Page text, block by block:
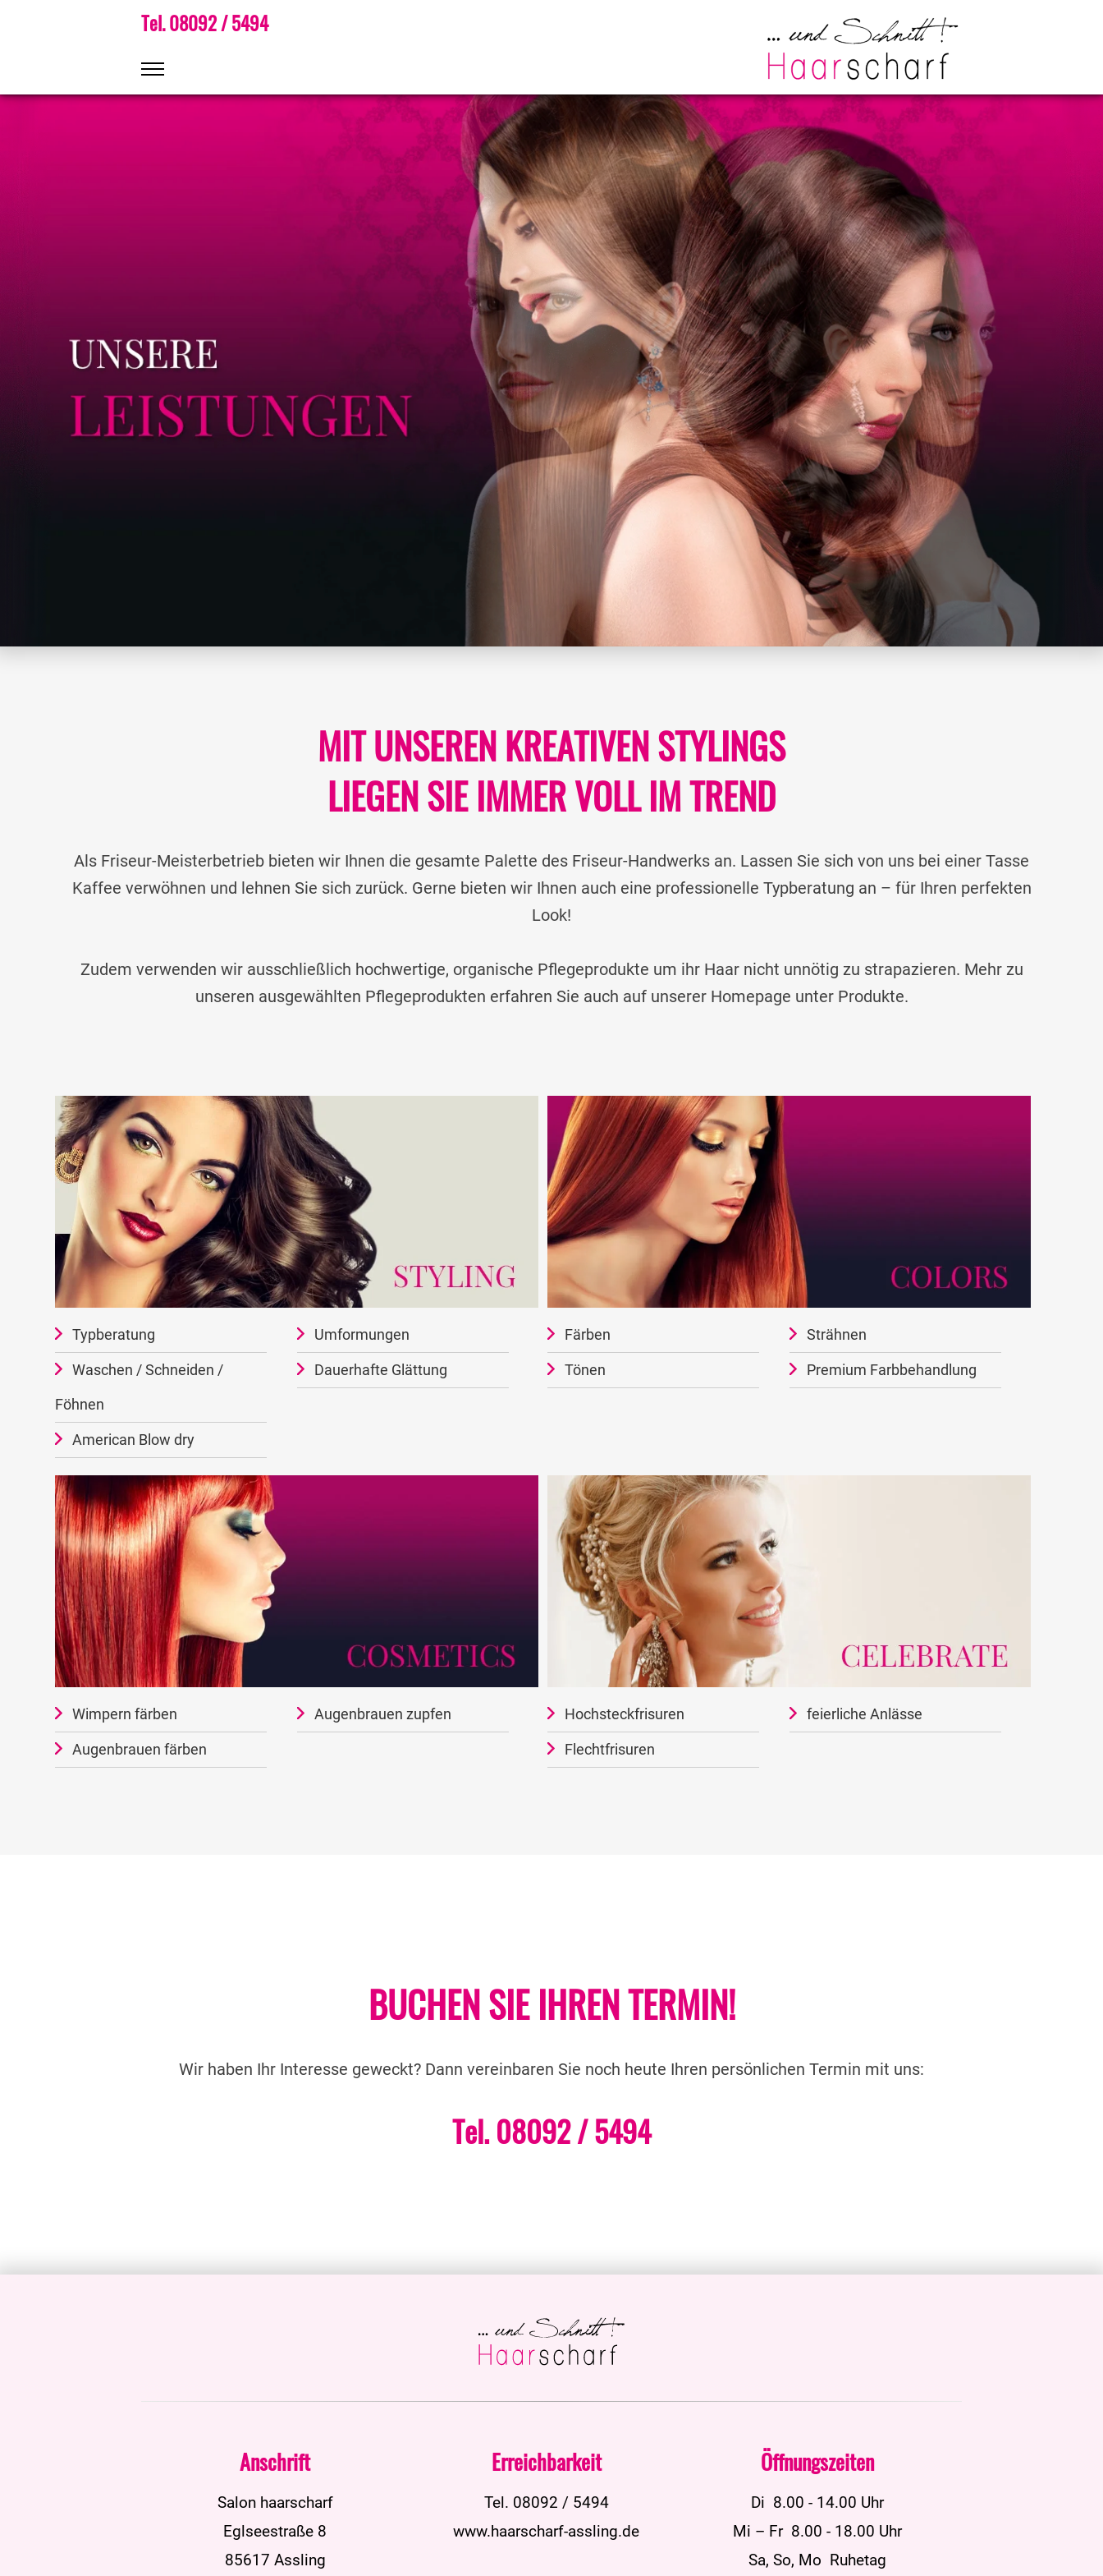
Tel. 08092 / 5494
ANFAHRT
FACEBOOK
MIT UNSEREN KREATIVEN STYLINGS
LIEGEN SIE IMMER VOLL IM TREND
Als Friseur-Meisterbetrieb bieten wir Ihnen die gesamte Palette des Friseur-Handwerks an. Lassen Sie sich von uns bei einer Tasse
Kaffee verwöhnen und lehnen Sie sich zurück. Gerne bieten wir Ihnen auch eine professionelle Typberatung an – für Ihren perfekten
Look!
Zudem verwenden wir ausschließlich hochwertige, organische Pflegeprodukte um ihr Haar nicht unnötig zu strapazieren. Mehr zu
unseren ausgewählten Pflegeprodukten erfahren Sie auch auf unserer Homepage unter Produkte.
Typberatung
Waschen / Schneiden /
Föhnen
American Blow dry
Umformungen
Dauerhafte Glättung
Färben
Tönen
Strähnen
Premium Farbbehandlung
Wimpern färben
Augenbrauen färben
Augenbrauen zupfen Hochsteckfrisuren
Flechtfrisuren
feierliche Anlässe
BUCHEN SIE IHREN TERMIN!
Wir haben Ihr Interesse geweckt? Dann vereinbaren Sie noch heute Ihren persönlichen Termin mit uns:
Tel. 08092 / 5494
Anschrift
Salon haarscharf
Eglseestraße 8
85617 Assling
Erreichbarkeit
Tel. 08092 / 5494
www.haarscharf-assling.de
Öffnungszeiten
Di 8.00 - 14.00 Uhr
Mi – Fr 8.00 - 18.00 Uhr
Sa, So, Mo Ruhetag